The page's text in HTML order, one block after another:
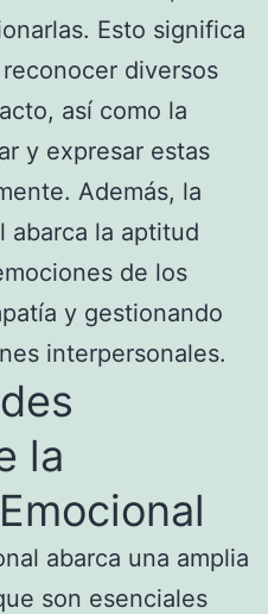
Esto significa
diversos
así como la
y expresar estas
Además, la
abarca la aptitud
de los
y gestionando
interpersonales.
la
abarca una amplia
son esenciales